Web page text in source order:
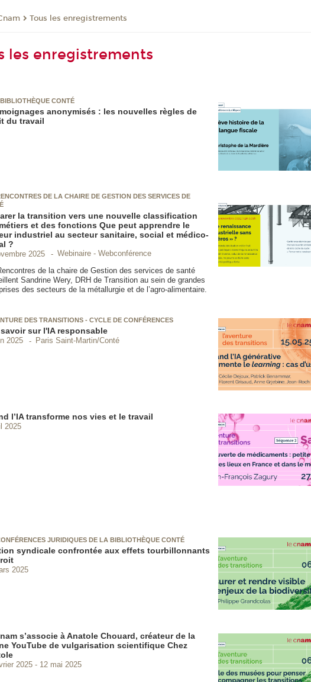
Tous les enregistrements
les enregistrements
CONTÉ
anonymisés : les nouvelles règles de
du travail
DE LA CHAIRE DE GESTION DES SERVICES DE
la transition vers une nouvelle classification
et des fonctions Que peut apprendre le
industriel au secteur sanitaire, social et médico-
?
2025
Webinaire - Webconférence
de la chaire de Gestion des services de santé
Sandrine Wery, DRH de Transition au sein de grandes
des secteurs de la métallurgie et de l’agro-alimentaire.
DES TRANSITIONS - CYCLE DE CONFÉRENCES
sur l'IA responsable
2025 Paris Saint-Martin/Conté
l’IA transforme nos vies et le travail
2025
JURIDIQUES DE LA BIBLIOTHÈQUE CONTÉ
syndicale confrontée aux effets tourbillonnants
2025
s’associe à Anatole Chouard, créateur de la
YouTube de vulgarisation scientifique Chez
2025 12 mai 2025